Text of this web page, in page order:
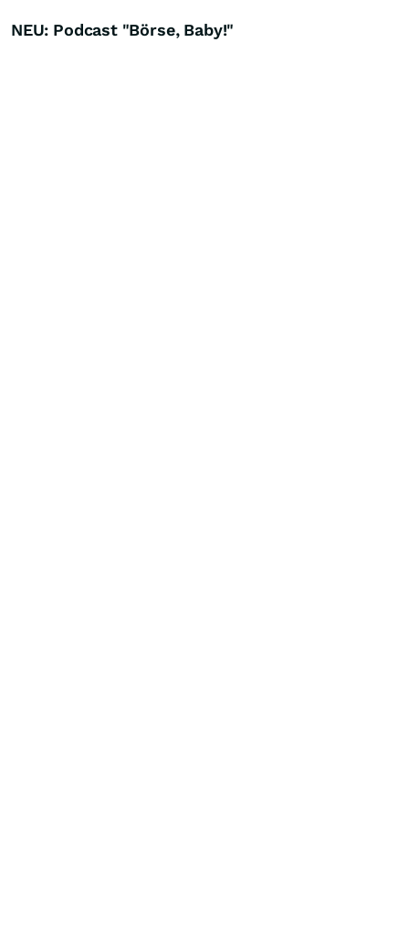
NEU: Podcast "Börse, Baby!"